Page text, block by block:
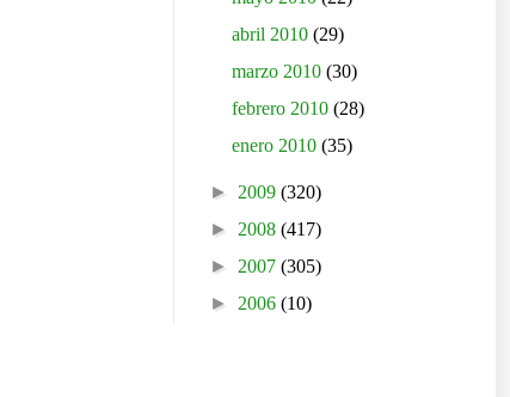
abril 2010(29)
marzo 2010(30)
febrero 2010(28)
enero 2010(35)
► 2009 (320)
► 2008 (417)
► 2007 (305)
► 2006 (10)